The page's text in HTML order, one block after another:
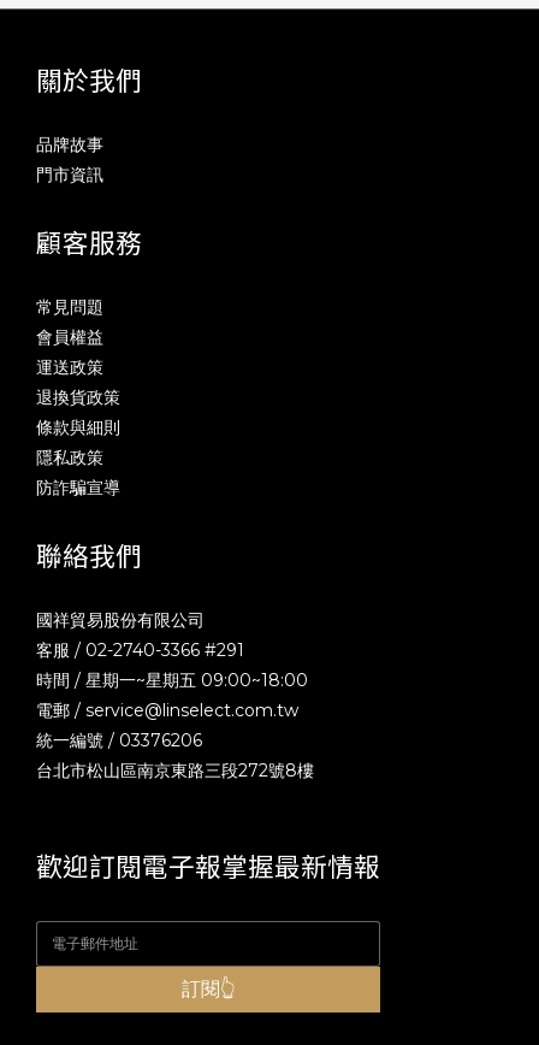
關於我們
品牌故事
門市資訊
顧客服務
常見問題
會員權益
運送政策
退換貨政策
條款與細則
隱私政策
防詐騙宣導
聯絡我們
國祥貿易股份有限公司
客服 / 02-2740-3366 #291
時間 / 星期一~星期五 09:00~18:00
電郵 / service@linselect.com.tw
統一編號 / 03376206
台北市松山區南京東路三段272號8樓
歡迎訂閱電子報掌握最新情報
訂閱👆